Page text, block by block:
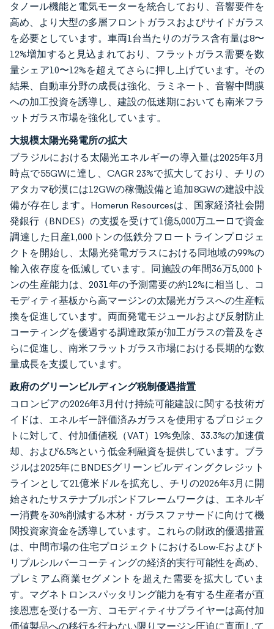
タノール機能と電気モーターを統合しており、音響要件を
高め、より大型の多層フロントガラスおよびサイドガラス
を必要としています。車両1台当たりのガラス含有量は8〜
12%増加すると見込まれており、フラットガラス需要を数
量シェア10〜12%を超えてさらに押し上げています。その
結果、自動車分野の成長は強化、ラミネート、音響中間膜
への加工投資を誘導し、建設の低迷期においても南米フラ
ットガラス市場を強化しています。
大規模太陽光発電所の拡大
ブラジルにおける太陽光エネルギーの導入量は2025年3月
時点で55GWに達し、CAGR 23%で拡大しており、チリの
アタカマ砂漠には12GWの稼働設備と追加8GWの建設中設
備が存在します。Homerun Resourcesは、国家経済社会開
発銀行（BNDES）の支援を受けて1億5,000万ユーロで資金
調達した日産1,000トンの低鉄分フロートラインプロジェ
クトを開始し、太陽光発電ガラスにおける同地域の99%の
輸入依存度を低減しています。同施設の年間36万5,000ト
ンの生産能力は、2031年の予測需要の約12%に相当し、コ
モディティ基板から高マージンの太陽光ガラスへの生産転
換を促進しています。両面発電モジュールおよび反射防止
コーティングを優遇する調達政策が加工ガラスの普及をさ
らに促進し、南米フラットガラス市場における長期的な数
量成長を支援しています。
政府のグリーンビルディング税制優遇措置
コロンビアの2026年3月付け持続可能建設に関する技術ガ
イドは、エネルギー評価済みガラスを使用するプロジェク
トに対して、付加価値税（VAT）19%免除、33.3%の加速償
却、および6.5%という低金利融資を提供しています。ブラ
ジルは2025年にBNDESグリーンビルディングクレジット
ラインとして21億米ドルを拡充し、チリの2026年3月に開
始されたサステナブルボンドフレームワークは、エネルギ
ー消費を30%削減する木材・ガラスファサードに向けて機
関投資家資金を誘導しています。これらの財政的優遇措置
は、中間市場の住宅プロジェクトにおけるLow-Eおよびト
リプルシルバーコーティングの経済的実行可能性を高め、
プレミアム商業セグメントを超えた需要を拡大していま
す。マグネトロンスパッタリング能力を有する生産者が直
接恩恵を受ける一方、コモディティサプライヤーは高付加
価値製品への移行を行わない限りマージン圧迫に直面して